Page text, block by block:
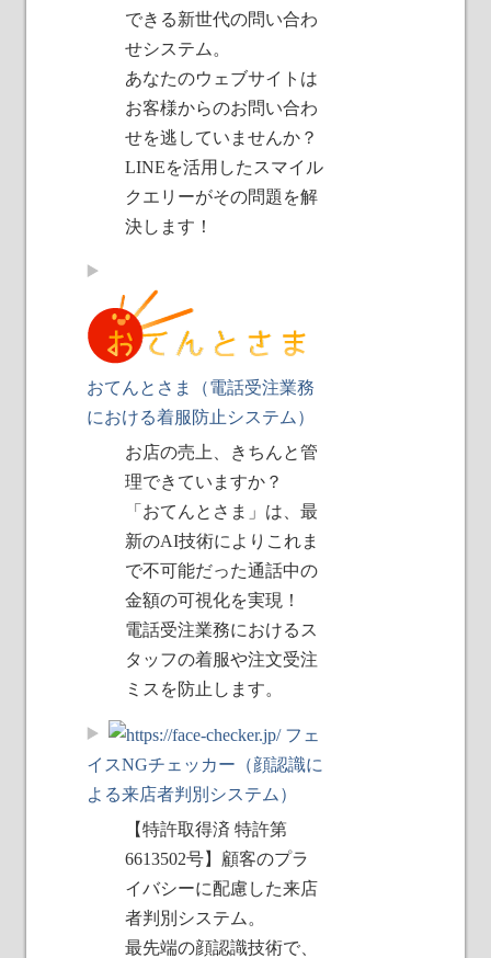
できる新世代の問い合わ
せシステム。
あなたのウェブサイトは
お客様からのお問い合わ
せを逃していませんか？
LINEを活用したスマイル
クエリーがその問題を解
決します！
おてんとさま（電話受注業務
における着服防止システム）
お店の売上、きちんと管
理できていますか？
「おてんとさま」は、最
新のAI技術によりこれま
で不可能だった通話中の
金額の可視化を実現！
電話受注業務におけるス
タッフの着服や注文受注
ミスを防止します。
フェ
イスNGチェッカー（顔認識に
よる来店者判別システム）
【特許取得済 特許第
6613502号】顧客のプラ
イバシーに配慮した来店
者判別システム。
最先端の顔認識技術で、